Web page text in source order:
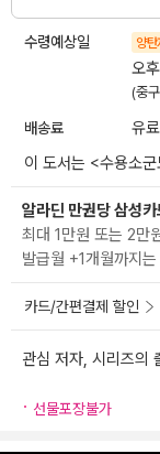
수령예상일 양탄
오
(중
배송료
유
이 도서는 <수용소
알라딘 만권당 삼성
최대 1만원 또는 2만
발급월 +1개월까지
카드/간편결제 할인
관심 저자, 시리즈의
선물포장불가